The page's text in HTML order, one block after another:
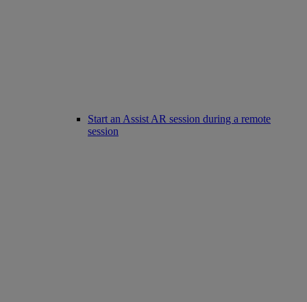
Start an Assist AR session during a remote
session